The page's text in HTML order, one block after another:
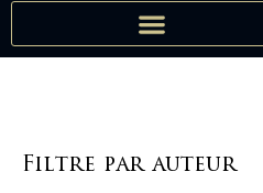
Filtre par auteur